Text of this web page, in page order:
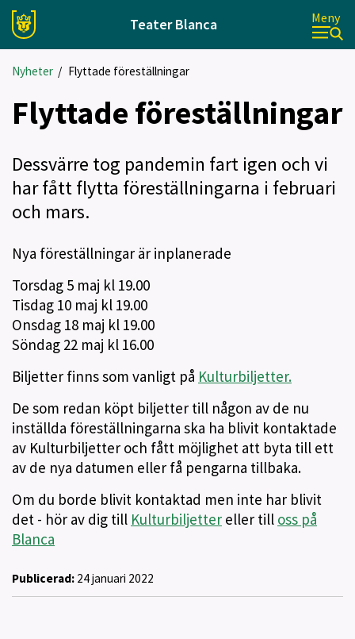
Teater Blanca Meny
Nyheter / Flyttade föreställningar
Flyttade föreställningar
Dessvärre tog pandemin fart igen och vi
har fått flytta föreställningarna i februari
och mars.
Nya föreställningar är inplanerade
Torsdag 5 maj kl 19.00
Tisdag 10 maj kl 19.00
Onsdag 18 maj kl 19.00
Söndag 22 maj kl 16.00
Biljetter finns som vanligt på Kulturbiljetter.
De som redan köpt biljetter till någon av de nu
inställda föreställningarna ska ha blivit kontaktade
av Kulturbiljetter och fått möjlighet att byta till ett
av de nya datumen eller få pengarna tillbaka.
Om du borde blivit kontaktad men inte har blivit
det - hör av dig till Kulturbiljetter eller till oss på
Blanca
Publicerad: 24 januari 2022